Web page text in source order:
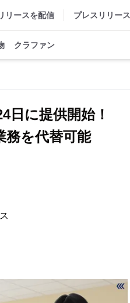
リースを配信 プレスリリー
クラファン
日に提供開始！
務を代替可能